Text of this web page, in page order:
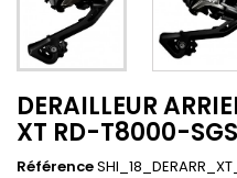
DERAILLEUR
XT RD-T8000-SGS
Référence